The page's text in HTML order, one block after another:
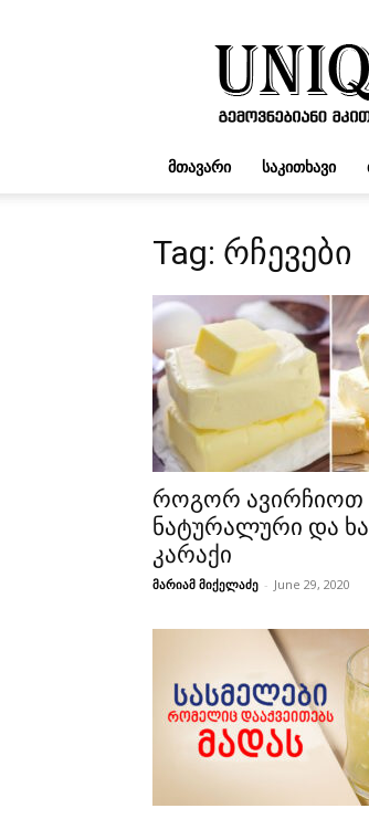
ᲛᲗᲐᲕᲐᲠᲘ ᲡᲐᲙᲘᲗᲮᲐᲕᲘ
Tag: რჩევები
როგორ ავირჩიოთ
ნატურალური და
კარაქი
მარიამ მიქელაძე - June 29, 2020